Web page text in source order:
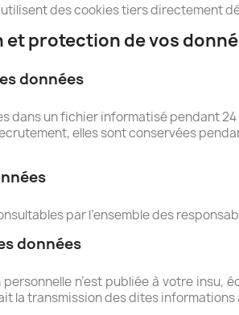
des cookies tiers directement
et protection de vos
données
dans un fichier informatisé pendant 24
elles sont conservées
par l’ensemble des
données
n’est publiée à votre insu,
la transmission des dites